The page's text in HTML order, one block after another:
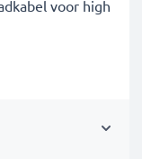
voor high